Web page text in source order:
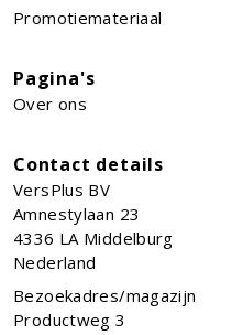
Promotiemateriaal
Pagina's
Over ons
Contact details
VersPlus BV
Amnestylaan 23
4336 LA Middelburg
Nederland
Bezoekadres/magazijn
Productweg 3